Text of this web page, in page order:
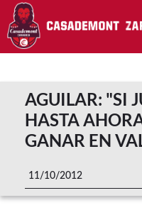
Pasar al contenido principal
AGUILAR: "SI
HASTA
GANAR EN
11/10/2012